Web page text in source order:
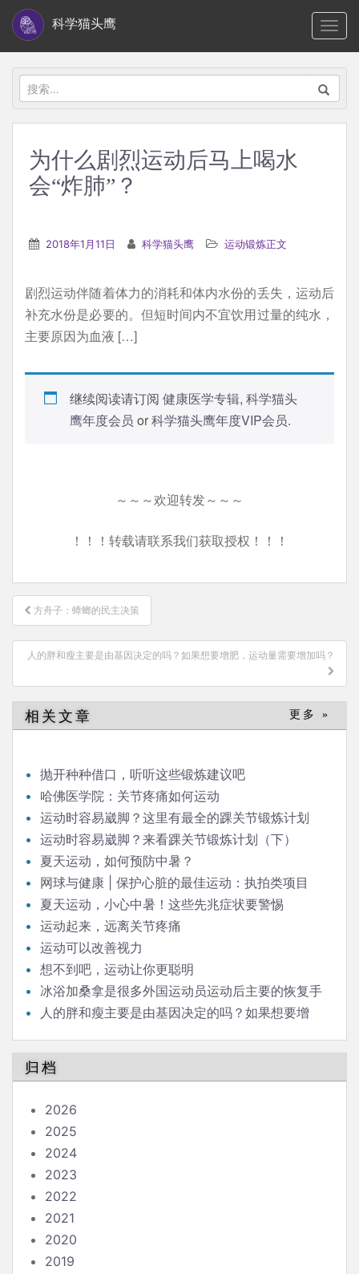
i
科学猫头鹰
搜
索：
为什么剧烈运动后马上喝水
会“炸肺”？
2018年1月11日 科学猫头鹰 运动锻炼正文
剧烈运动伴随着体力的消耗和体内水份的丢失，运动后
补充水份是必要的。但短时间内不宜饮用过量的纯水，
主要原因为血液 […]
继续阅读请订阅 健康医学专辑, 科学猫头
鹰年度会员 or科学猫头鹰年度VIP会员.
～～～欢迎转发～～～
！！！转载请联系我们获取授权！！！
文
章
导
航
方舟子：蟑螂的民主决策
人的胖和瘦主要是由基因决定的吗？如果想要增肥，运动量需要增加吗？
相关文章 更多 »
抛开种种借口，听听这些锻炼建议吧
哈佛医学院：关节疼痛如何运动
运动时容易崴脚？这里有最全的踝关节锻炼计划
（上）
运动时容易崴脚？来看踝关节锻炼计划（下）
夏天运动，如何预防中暑？
网球与健康 | 保护心脏的最佳运动：执拍类项目
夏天运动，小心中暑！这些先兆症状要警惕
运动起来，远离关节疼痛
运动可以改善视力
想不到吧，运动让你更聪明
冰浴加桑拿是很多外国运动员运动后主要的恢复手
段，请问科学依据是什么？
人的胖和瘦主要是由基因决定的吗？如果想要增
归档
2026
2025
2024
2023
2022
2021
2020
2019